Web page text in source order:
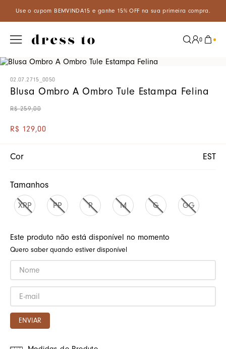
BEMVINDA15 e ganhe 15% OFF na sua primeira compra.
0
02.07.2715_0050
Blusa Ombro A Ombro Tule Estampa Felina
R$ 259,00
R$ 129,00
Cor EST
Tamanhos
XPP PP P M G GG
Este produto não está disponível no momento
Quero saber quando estiver disponível
ENVIAR